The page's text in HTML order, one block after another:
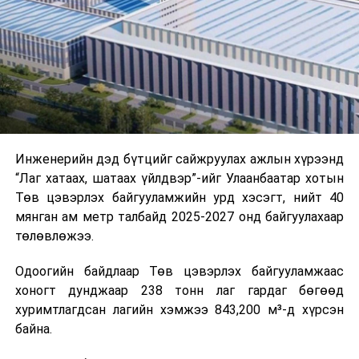
цагийн менежмент, мэдээлэл дамжуулах журам,
холбогдох байгууллагуудын уялдаа холбоо, аюулгүй
ажиллагааны чиглэлээр жолооч нарыг сургалт, арга
зүйгээр хангаж байна.
Мөн зам тээврийн осол, саатал болон бусад эрсдэл,
онцгой нөхцөл үүссэн үед авах арга хэмжээ, ачаалал
өдөр тутмын ажлын бэлэн байдлыг хангах зэрэг
практик ур чадварыг сургалтын хөтөлбөрт тусгажээ.
Сургалтыг танилцуулах лекц, асуулт-хариулт,
жишээнд суурилсан сургалт, багаар ажиллах дасгал,
танилцах, онцгой нөхцөлд ажиллах дадлага зэрэг
онол, практик хосолсон хэлбэрээр зохион байгуулж
байна.
Инженерийн дэд бүтцийг сайжруулах ажлын хүрээнд
“Лаг хатаах, шатаах үйлдвэр”-ийг Улаанбаатар хотын
Төв цэвэрлэх байгууламжийн урд хэсэгт, нийт 40
мянган ам метр талбайд 2025-2027 онд байгуулахаар
төлөвлөжээ.
Одоогийн байдлаар Төв цэвэрлэх байгууламжаас
хоногт дунджаар 238 тонн лаг гардаг бөгөөд
хуримтлагдсан лагийн хэмжээ 843,200 м³-д хүрсэн
байна.